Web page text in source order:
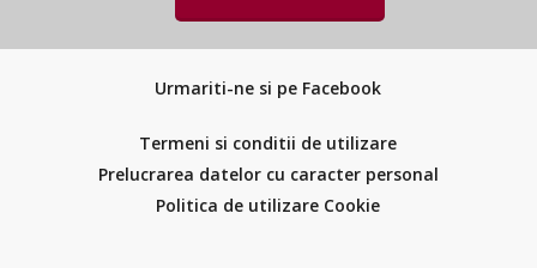
Urmariti-ne si pe Facebook
Termeni si conditii de utilizare
Prelucrarea datelor cu caracter personal
Politica de utilizare Cookie